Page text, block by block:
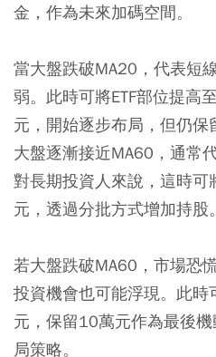
金，作為未來加碼空間。
當大盤跌破MA20，代表短
弱。此時可將ETF部位提高
元，開始逐步布局，但仍
大盤逐漸接近MA60，通常
對長期投資人來說，這時可
元，透過分批方式增加持股。
若大盤跌破MA60，市場恐
投資機會也可能浮現。此時
元，保留10萬元作為最後
局策略。